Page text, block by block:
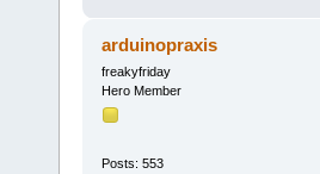
arduinopraxis
freakyfriday
Hero Member
Posts: 553